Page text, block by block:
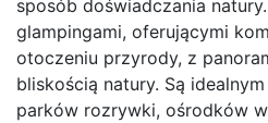
sposób doświadczania
glampingami, oferującymi
otoczeniu przyrody, z
bliskością natury. Są
parków rozrywki, ośrodków